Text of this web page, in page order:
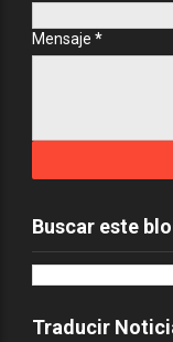
Mensaje *
Buscar este
Traducir